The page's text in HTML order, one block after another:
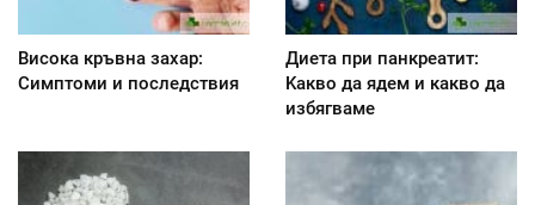
Висока кръвна захар:
Симптоми и последствия
Диета при панкреатит:
Kакво да ядем и какво да
избягваме